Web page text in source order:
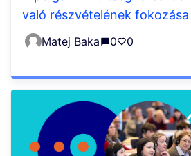
való részvételének fokozása
Matej Baka 0 0